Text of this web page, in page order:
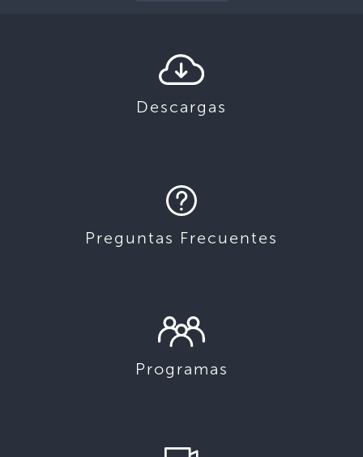
Descargas
Preguntas Frecuentes
Programas